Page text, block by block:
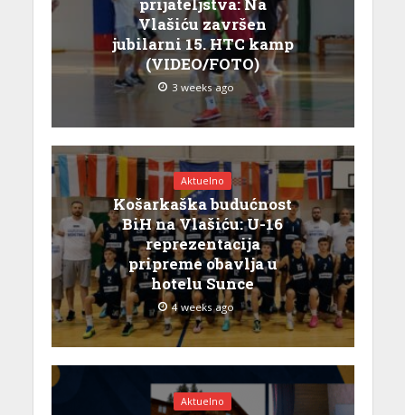
prijateljstva: Na
Vlašiću završen
jubilarni 15. HTC kamp
(VIDEO/FOTO)
3 weeks ago
Aktuelno
Košarkaška budućnost
BiH na Vlašiću: U-16
reprezentacija
pripreme obavlja u
hotelu Sunce
4 weeks ago
Aktuelno